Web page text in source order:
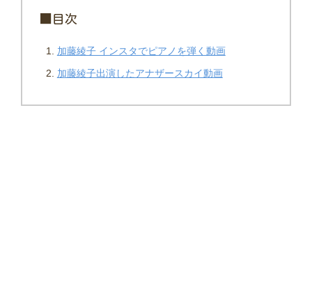
■目次
加藤綾子 インスタでピアノを弾く動画
加藤綾子出演したアナザースカイ動画